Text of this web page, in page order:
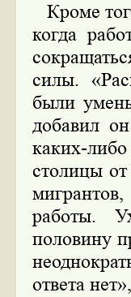
Кроме
когда
силы.
были
добавил
каких-
столицы
работы.
половину
ответа